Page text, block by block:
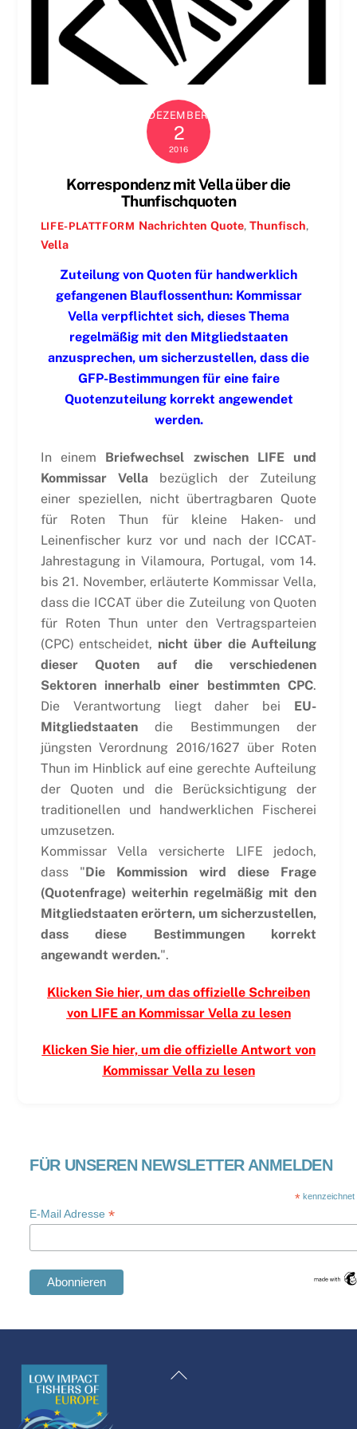
DEZEMBER
2
2016
Korrespondenz mit Vella über die
Thunfischquoten
LIFE-PLATTFORM Nachrichten Quote, Thunfisch,
Vella
Zuteilung von Quoten für handwerklich
gefangenen Blauflossenthun: Kommissar
Vella verpflichtet sich, dieses Thema
regelmäßig mit den Mitgliedstaaten
anzusprechen, um sicherzustellen, dass die
GFP-Bestimmungen für eine faire
Quotenzuteilung korrekt angewendet
werden.
In einem Briefwechsel zwischen LIFE und
Kommissar Vellabezüglich der Zuteilung
einer speziellen, nicht übertragbaren Quote
für Roten Thun für kleine Haken- und
Leinenfischer kurz vor und nach der ICCAT-
Jahrestagung in Vilamoura, Portugal, vom 14.
bis 21. November, erläuterte Kommissar Vella,
dass die ICCAT über die Zuteilung von Quoten
für Roten Thun unter den Vertragsparteien
(CPC) entscheidet, nicht über die Aufteilung
dieser Quoten auf die verschiedenen
Sektoren innerhalb einer bestimmten CPC.
Die Verantwortung liegt daher bei EU-
Mitgliedstaatendie Bestimmungen der
jüngsten Verordnung 2016/1627 über Roten
Thun im Hinblick auf eine gerechte Aufteilung
der Quoten und die Berücksichtigung der
traditionellen und handwerklichen Fischerei
umzusetzen.
Kommissar Vella versicherte LIFE jedoch,
dass "Die Kommission wird diese Frage
(Quotenfrage) weiterhin regelmäßig mit den
Mitgliedstaaten erörtern, um sicherzustellen,
dass diese Bestimmungen korrekt
angewandt werden.".
Klicken Sie hier, um das offizielle Schreiben
von LIFE an Kommissar Vella zu lesen
Klicken Sie hier, um die offizielle Antwort von
Kommissar Vella zu lesen
FÜR UNSEREN NEWSLETTER ANMELDEN
* kennzeichnet
E-Mail Adresse*
Zurück
Swedish